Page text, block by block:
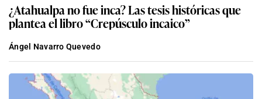
¿Atahualpa no fue inca? Las tesis históricas que
plantea el libro “Crepúsculo incaico”
Ángel Navarro Quevedo